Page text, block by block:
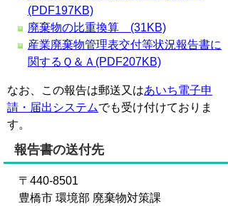
(PDF197KB)
廃棄物の比重換算 (31KB)
産業廃棄物管理表交付等状況報告書に
関するＱ＆Ａ(PDF207KB)
なお、この報告は郵送又はあいち電子申
請・届出システムでも受け付けておりま
す。
報告書の送付先
〒440-8501
豊橋市 環境部 廃棄物対策課